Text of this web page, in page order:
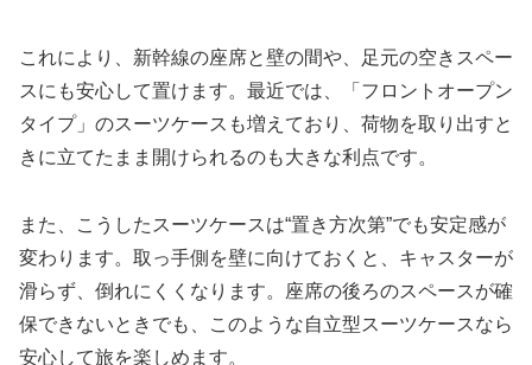
これにより、新幹線の座席と壁の間や、足元の空きスペー
スにも安心して置けます。最近では、「フロントオープン
タイプ」のスーツケースも増えており、荷物を取り出すと
きに立てたまま開けられるのも大きな利点です。
また、こうしたスーツケースは“置き方次第”でも安定感が
変わります。取っ手側を壁に向けておくと、キャスターが
滑らず、倒れにくくなります。座席の後ろのスペースが確
保できないときでも、このような自立型スーツケースなら
安心して旅を楽しめます。